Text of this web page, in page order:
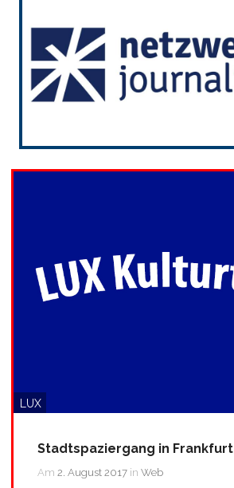
LUX
Stadtspaziergang in Frankfurt
Am 2. August 2017 in Web